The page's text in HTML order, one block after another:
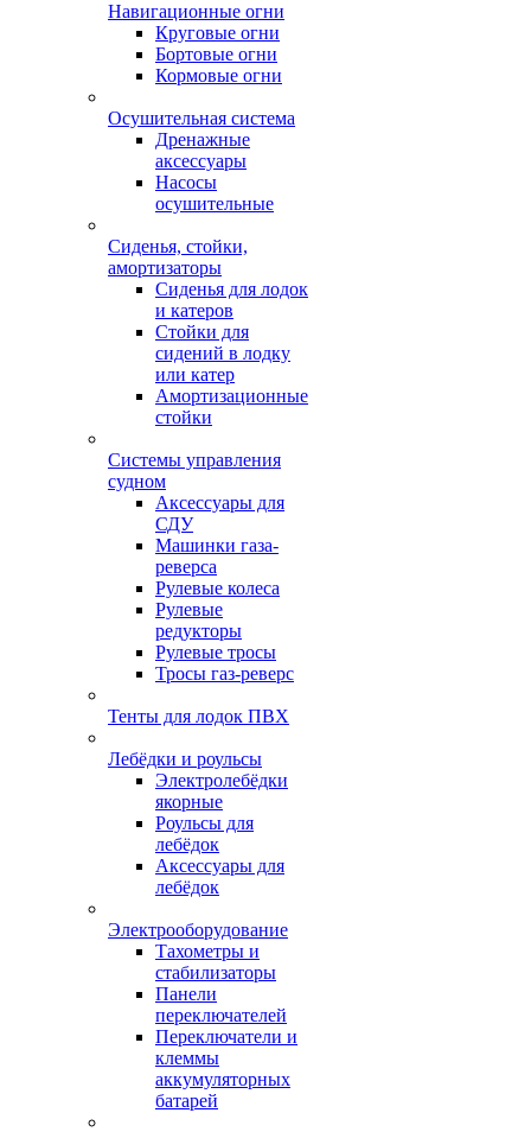
Навигационные огни
Круговые огни
Бортовые огни
Кормовые огни
Осушительная система
Дренажные
аксессуары
Насосы
осушительные
Сиденья, стойки,
амортизаторы
Сиденья для лодок
и катеров
Стойки для
сидений в лодку
или катер
Амортизационные
стойки
Системы управления
судном
Аксессуары для
СДУ
Машинки газа-
реверса
Рулевые колеса
Рулевые
редукторы
Рулевые тросы
Тросы газ-реверс
Тенты для лодок ПВХ
Лебёдки и роульсы
Электролебёдки
якорные
Роульсы для
лебёдок
Аксессуары для
лебёдок
Электрооборудование
Тахометры и
стабилизаторы
Панели
переключателей
Переключатели и
клеммы
аккумуляторных
батарей